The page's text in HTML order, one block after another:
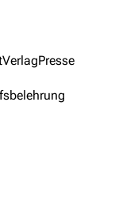
VerlagPresse